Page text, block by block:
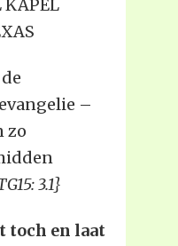
KAPEL
–
zo
3.1}
toch en laat